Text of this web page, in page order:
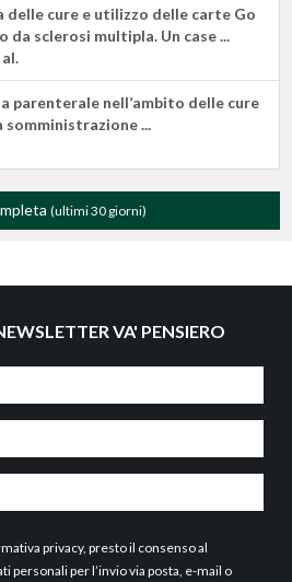
delle cure e utilizzo delle carte Go
sclerosi multipla. Un case ...
parenterale nell’ambito delle cure
...
(ultimi 30 giorni)
VA' PENSIERO
privacy, presto il consenso al
personali per l’invio via posta, e-mail o